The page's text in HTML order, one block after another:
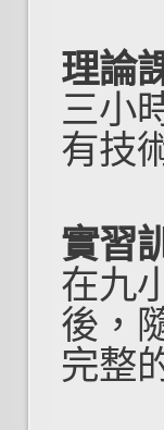
理論
三小
有技
實習
在九
後，
完整